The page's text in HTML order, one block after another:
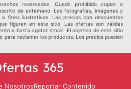
reservados. Queda prohibido copiar o
de antemano. Las fotografías, imágenes y
fines ilustrativos. Las precios con descuentos
figuran en este sitio. Las ofertas son válidas
o hasta agotar stock. El objetivo de este sitio
para reclamar los productos. Los precios pueden
NosotrosReportar Contenido